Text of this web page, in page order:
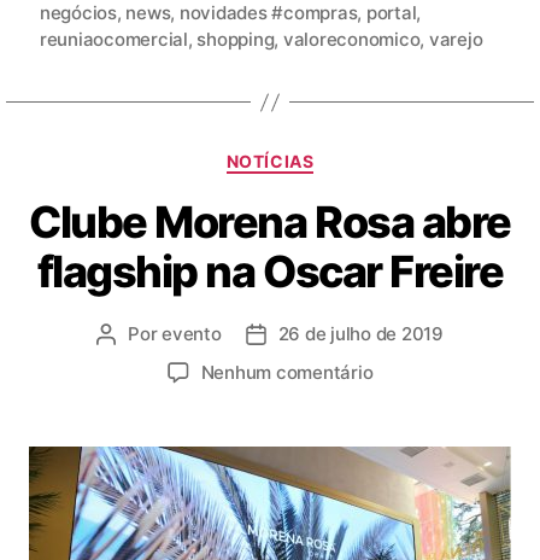
negócios, news, novidades #compras, portal,
reuniaocomercial, shopping, valoreconomico, varejo
NOTÍCIAS
Clube Morena Rosa abre
flagship na Oscar Freire
Porevento
26 de julho de 2019
Nenhum comentário